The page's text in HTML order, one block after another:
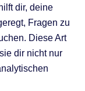
dir, deine
Fragen zu
Diese Art
dir nicht nur